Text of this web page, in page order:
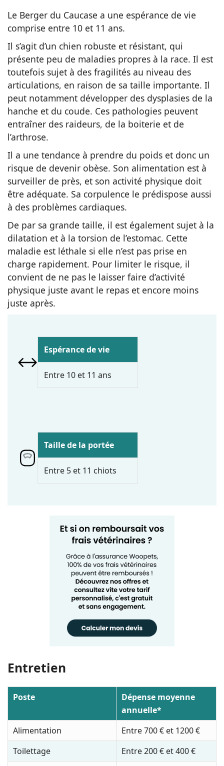
Le Berger du Caucase a une espérance de vie
comprise entre 10 et 11 ans.
Il s’agit d’un chien robuste et résistant, qui
présente peu de maladies propres à la race. Il est
toutefois sujet à des fragilités au niveau des
articulations, en raison de sa taille importante. Il
peut notamment développer des dysplasies de la
hanche et du coude. Ces pathologies peuvent
entraîner des raideurs, de la boiterie et de
l’arthrose.
Il a une tendance à prendre du poids et donc un
risque de devenir obèse. Son alimentation est à
surveiller de près, et son activité physique doit
être adéquate. Sa corpulence le prédispose aussi
à des problèmes cardiaques.
De par sa grande taille, il est également sujet à la
dilatation et à la torsion de l’estomac. Cette
maladie est léthale si elle n’est pas prise en
charge rapidement. Pour limiter le risque, il
convient de ne pas le laisser faire d’activité
physique juste avant le repas et encore moins
juste après.
Espérance de vie
Entre 10 et 11 ans
Taille de la portée
Entre 5 et 11 chiots
Entretien
Poste
Dépense moyenne
annuelle*
Alimentation
Entre 700 € et 1200 €
Toilettage
Entre 200 € et 400 €